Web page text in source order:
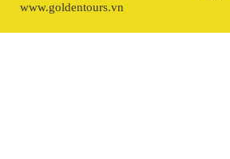
www.goldentours.vn